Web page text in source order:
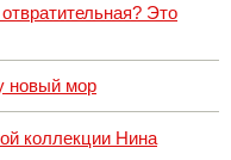
Это
новый мор
коллекции Нина